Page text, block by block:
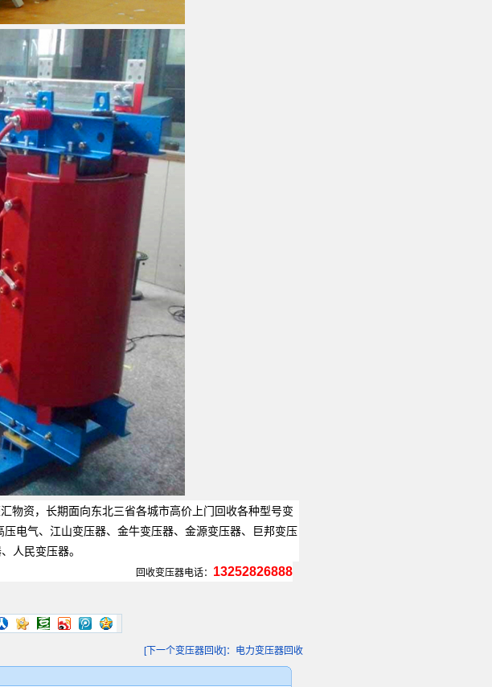
物资，长期面向东北三省各城市高价上门回收各种型号变
电气、江山变压器、金牛变压器、金源变压器、巨邦变压
人民变压器。
回收变压器电话： 13252826888
[下一个变压器回收]：电力变压器回收